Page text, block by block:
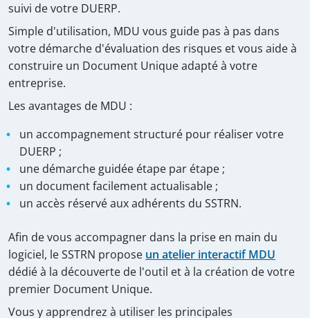
suivi de votre DUERP.
Simple d'utilisation, MDU vous guide pas à pas dans
votre démarche d'évaluation des risques et vous aide à
construire un Document Unique adapté à votre
entreprise.
Les avantages de MDU :
un accompagnement structuré pour réaliser votre
DUERP ;
une démarche guidée étape par étape ;
un document facilement actualisable ;
un accès réservé aux adhérents du SSTRN.
Afin de vous accompagner dans la prise en main du
logiciel, le SSTRN propose un atelier interactif MDU
dédié à la découverte de l'outil et à la création de votre
premier Document Unique.
Vous y apprendrez à utiliser les principales